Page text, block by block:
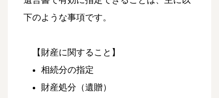
下のような事項です。
【財産に関すること】
相続分の指定
財産処分（遺贈）